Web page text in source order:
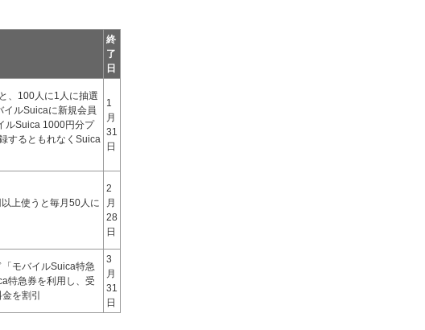
終
了
日
、100人に1人に抽選
ルSuicaに新規会員
ルSuica 1000円分プ
するともれなくSuica
1
月
31
日
上使うと毎月50人に
2
月
28
日
モバイルSuica特急
特急券を利用し、受
を割引
3
月
31
日